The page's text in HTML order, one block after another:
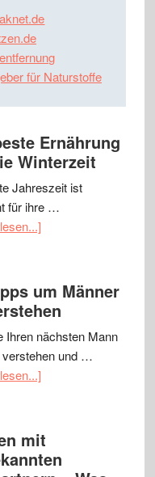
für Naturstoffe
Ernährung
Winterzeit
Jahreszeit ist
für ihre …
um Männer
Ihren nächsten Mann
und …
mit